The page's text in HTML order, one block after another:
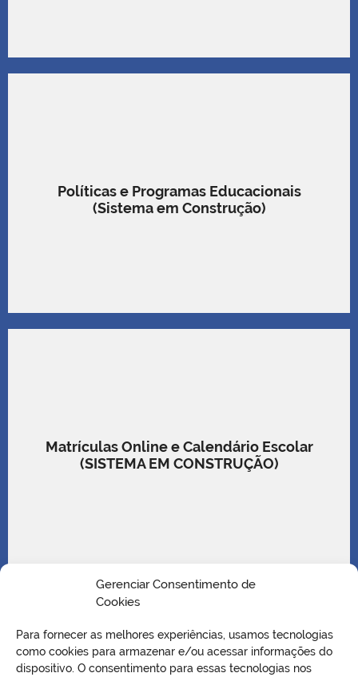
Gerenciar Consentimento de
Cookies
Para fornecer as melhores experiências, usamos tecnologias
como cookies para armazenar e/ou acessar informações do
dispositivo. O consentimento para essas tecnologias nos
Políticas e Programas Educacionais
(Sistema em Construção)
Matrículas Online e Calendário Escolar
(SISTEMA EM CONSTRUÇÃO)